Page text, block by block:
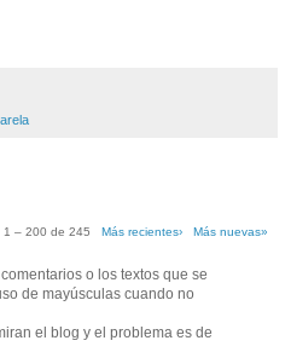
1 – 200 de 245 Más recientes› Más nuevas»
o los textos que se
de mayúsculas cuando no
el blog y el problema es de